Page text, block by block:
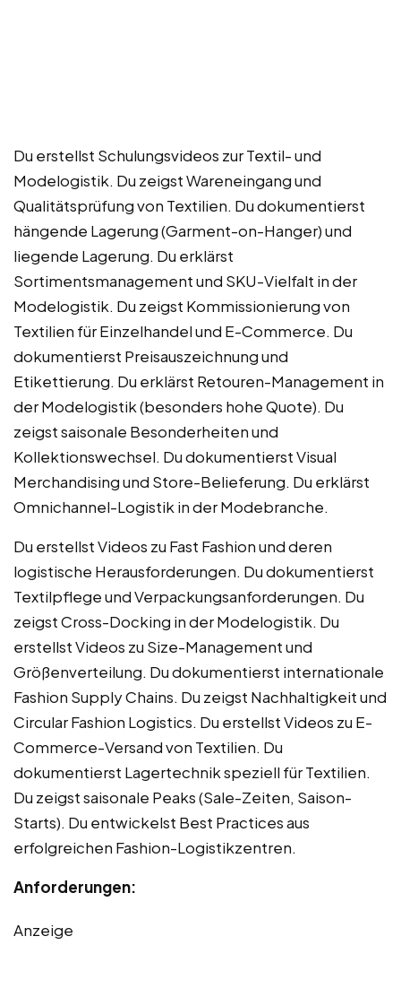
Du erstellst Schulungsvideos zur Textil- und
Modelogistik. Du zeigst Wareneingang und
Qualitätsprüfung von Textilien. Du dokumentierst
hängende Lagerung (Garment-on-Hanger) und
liegende Lagerung. Du erklärst
Sortimentsmanagement und SKU-Vielfalt in der
Modelogistik. Du zeigst Kommissionierung von
Textilien für Einzelhandel und E-Commerce. Du
dokumentierst Preisauszeichnung und
Etikettierung. Du erklärst Retouren-Management in
der Modelogistik (besonders hohe Quote). Du
zeigst saisonale Besonderheiten und
Kollektionswechsel. Du dokumentierst Visual
Merchandising und Store-Belieferung. Du erklärst
Omnichannel-Logistik in der Modebranche.
Du erstellst Videos zu Fast Fashion und deren
logistische Herausforderungen. Du dokumentierst
Textilpflege und Verpackungsanforderungen. Du
zeigst Cross-Docking in der Modelogistik. Du
erstellst Videos zu Size-Management und
Größenverteilung. Du dokumentierst internationale
Fashion Supply Chains. Du zeigst Nachhaltigkeit und
Circular Fashion Logistics. Du erstellst Videos zu E-
Commerce-Versand von Textilien. Du
dokumentierst Lagertechnik speziell für Textilien.
Du zeigst saisonale Peaks (Sale-Zeiten, Saison-
Starts). Du entwickelst Best Practices aus
erfolgreichen Fashion-Logistikzentren.
Anforderungen:
Anzeige